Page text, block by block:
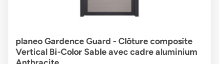
planeo Gardence Guard - Clôture composite
Vertical Bi-Color Sable avec cadre aluminium